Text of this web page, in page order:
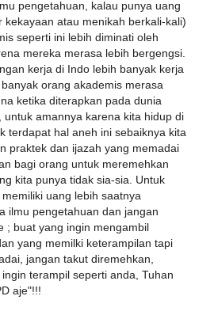
pengetahuan, kalau punya uang
kekayaan atau menikah berkali-kali)
seperti ini lebih diminati oleh
mereka merasa lebih bergengsi.
kerja di Indo lebih banyak kerja
orang akademis merasa
ketika diterapkan pada dunia
untuk amannya karena kita hidup di
terdapat hal aneh ini sebaiknya kita
praktek dan ijazah yang memadai
bagi orang untuk meremehkan
kita punya tidak sia-sia. Untuk
uang lebih saatnya
ilmu pengetahuan dan jangan
; buat yang ingin mengambil
yang memilki keterampilan tapi
jangan takut diremehkan,
terampil seperti anda, Tuhan
aje"!!!